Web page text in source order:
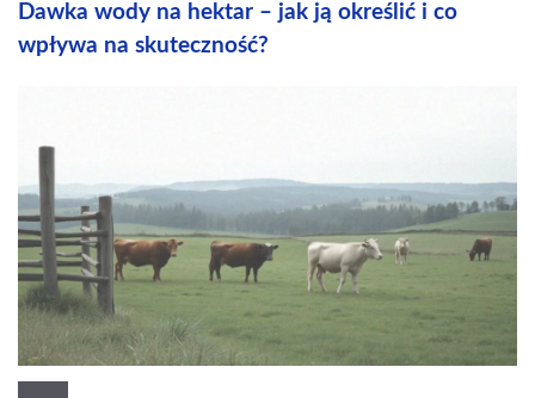
Dawka wody na hektar – jak ją określić i co
wpływa na skuteczność?